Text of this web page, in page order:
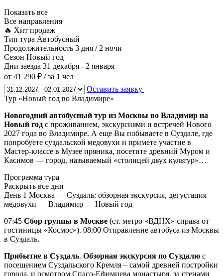
Показать все
Все направления
🔥 Хит продаж
Тип тура Автобусный
Продолжительность 3 дня / 2 ночи
Сезон Новый год
Дни заезда 31 декабря - 2 января
от 41 290 ₽ / за 1 чел
Оставить заявку
Тур «Новый год во Владимире»
Новогодний автобусный тур из Москвы во Владимир на
Новый год с проживанием, экскурсиями и встречей Нового
2027 года во Владимире. А еще Вы побываете в Суздале, где
попробуете суздальской медовухи и примете участие в
Мастер-классе в Музее пряника, посетите древний Муром и
Касимов — город, называемый «столицей двух культур»…
Программа тура
Раскрыть все дни
День 1 Москва — Суздаль: обзорная экскурсия, дегустация
медовухи — Владимир — Новый год
07:45 Сбор группы в Москве (ст. метро «ВДНХ» справа от
гостиницы «Космос»). 08:00 Отправление автобуса из Москвы
в Суздаль.
Прибытие в Суздаль. Обзорная экскурсия по Суздалю с
посещением Суздальского Кремля – самой древней постройки
города, и осмотром Спасо-Ефимиева монастыря, за стенами